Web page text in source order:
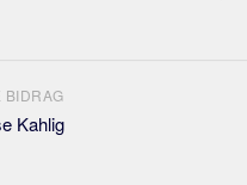
BIDRAG
Kahlig